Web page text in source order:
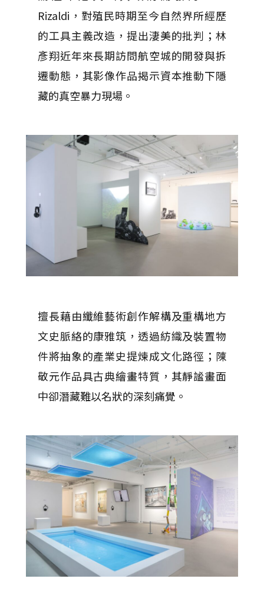
Rizaldi，對殖民時期至今自然界所經歷
的工具主義改造，提出淒美的批判；林
彥翔近年來長期訪問航空城的開發與拆
遷動態，其影像作品揭示資本推動下隱
藏的真空暴力現場。
擅長藉由纖維藝術創作解構及重構地方
文史脈絡的康雅筑，透過紡織及裝置物
件將抽象的產業史提煉成文化路徑；陳
敬元作品具古典繪畫特質，其靜謐畫面
中卻潛藏難以名狀的深刻痛覺。